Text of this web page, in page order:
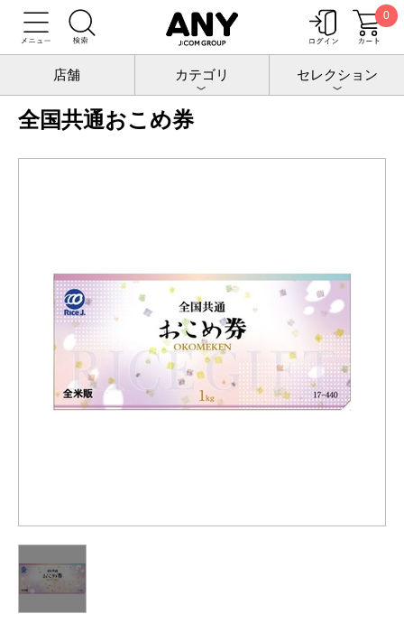
0
店舗 カテゴリ セレクション
トップ チケットポート ギフトカード 全国共通おこめ券
全国共通おこめ券